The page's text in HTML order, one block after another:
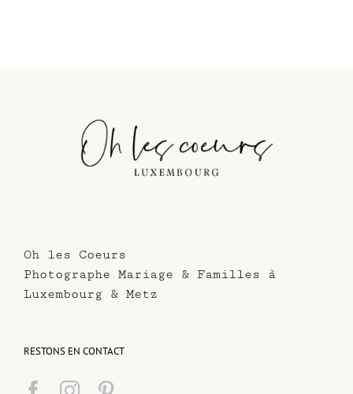
Oh les Coeurs
Photographe Mariage & Familles à
Luxembourg & Metz
RESTONS EN CONTACT